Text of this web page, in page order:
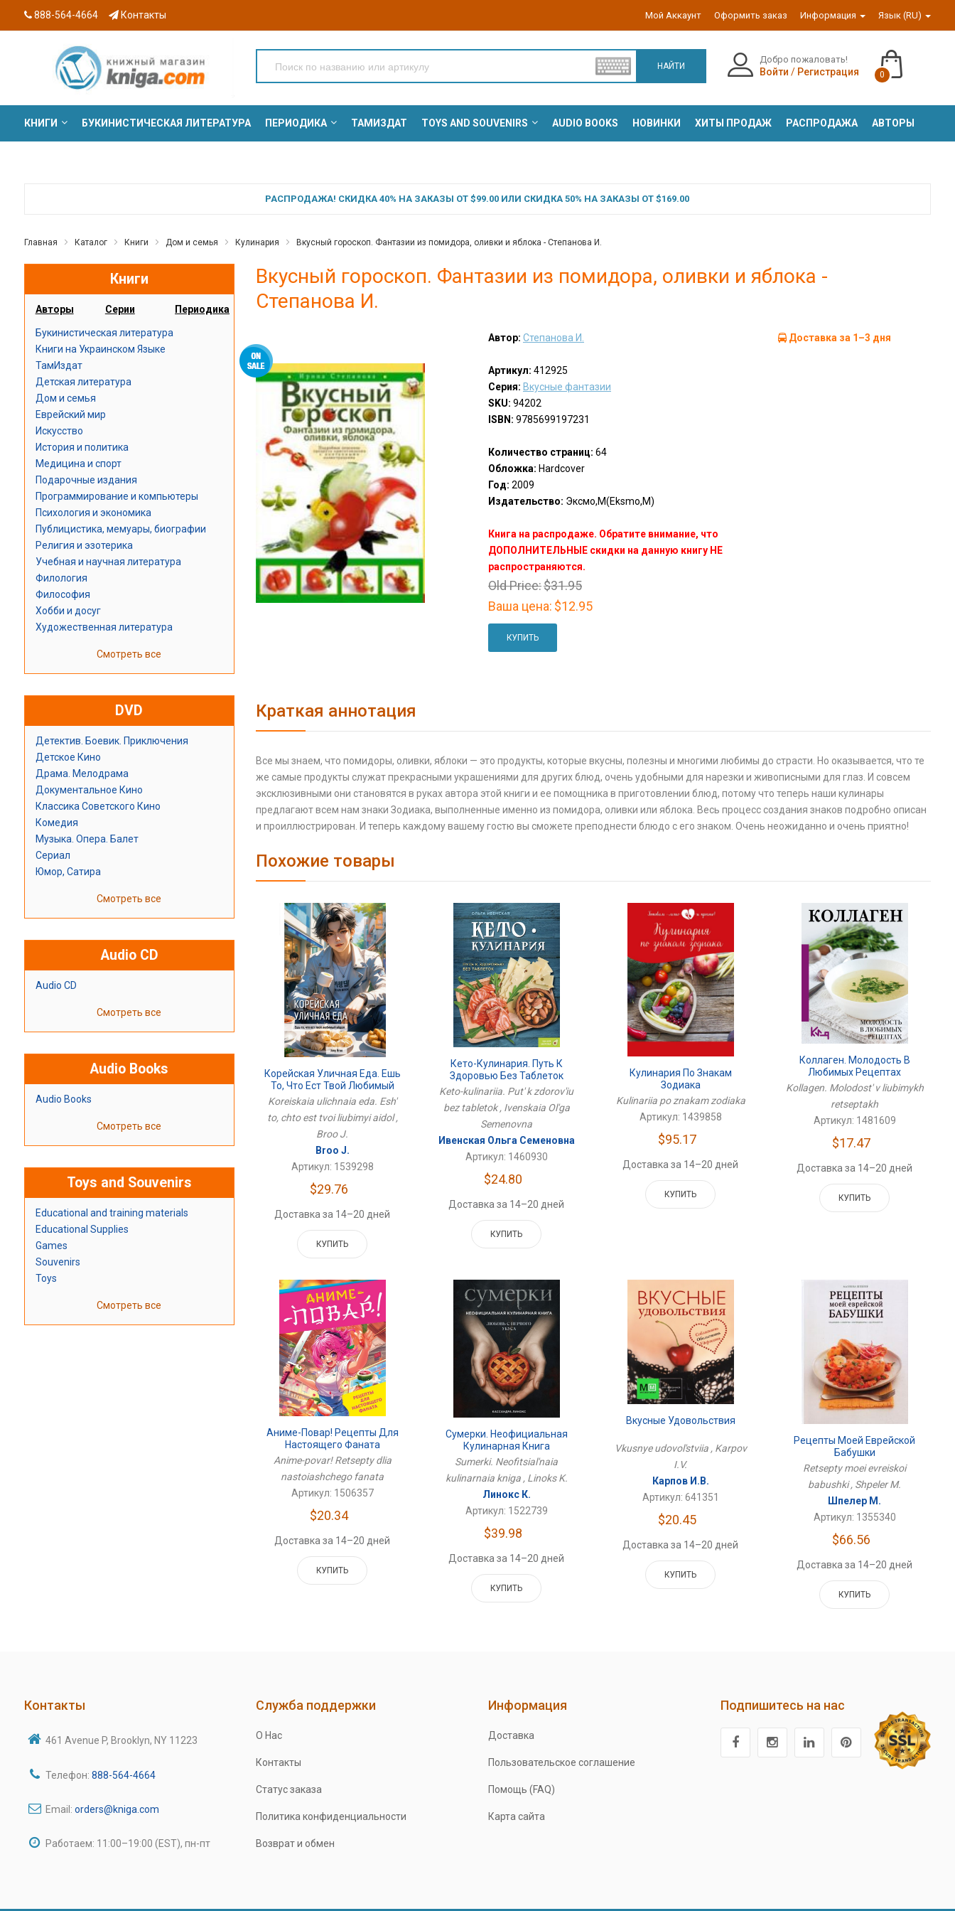
888-564-4664 Контакты Мой Аккаунт Оформить заказ Информация Язык (RU)
НАЙТИ
Добро пожаловать!
Войти / Регистрация 0
КНИГИ БУКИНИСТИЧЕСКАЯ ЛИТЕРАТУРА ПЕРИОДИКА ТАМИЗДАТ TOYS AND SOUVENIRS AUDIO BOOKS НОВИНКИ ХИТЫ ПРОДАЖ РАСПРОДАЖА АВТОРЫ
РАСПРОДАЖА! СКИДКА 40% НА ЗАКАЗЫ ОТ $99.00 ИЛИ СКИДКА 50% НА ЗАКАЗЫ ОТ $169.00
Главная Каталог Книги Дом и семья Кулинария Вкусный гороскоп. Фантазии из помидора, оливки и яблока - Степанова И.
Книги
Авторы Серии Периодика
Букинистическая литература
Книги на Украинском Языке
ТамИздат
Детская литература
Дом и семья
Еврейский мир
Искусство
История и политика
Медицина и спорт
Подарочные издания
Программирование и компьютеры
Психология и экономика
Публицистика, мемуары, биографии
Религия и эзотерика
Учебная и научная литература
Филология
Философия
Хобби и досуг
Художественная литература
Смотреть все
DVD
Детектив. Боевик. Приключения
Детское Кино
Драма. Мелодрама
Документальное Кино
Классика Советского Кино
Комедия
Музыка. Опера. Балет
Сериал
Юмор, Сатира
Смотреть все
Audio CD
Audio CD
Смотреть все
Audio Books
Audio Books
Смотреть все
Toys and Souvenirs
Educational and training materials
Educational Supplies
Games
Souvenirs
Toys
Смотреть все
Вкусный гороскоп. Фантазии из помидора, оливки и яблока -
Степанова И.
Автор: Степанова И.
Артикул: 412925
Серия: Вкусные фантазии
SKU: 94202
ISBN: 9785699197231
Количество страниц: 64
Обложка: Hardcover
Год: 2009
Издательство: Эксмо,М(Eksmo,M)
Книга на распродаже. Обратите внимание, что
ДОПОЛНИТЕЛЬНЫЕ скидки на данную книгу НЕ
распространяются.
Old Price:$31.95
Ваша цена: $12.95
КУПИТЬ
Доставка за 1–3 дня
Краткая аннотация
Все мы знаем, что помидоры, оливки, яблоки — это продукты, которые вкусны, полезны и многими любимы до страсти. Но оказывается, что те
же самые продукты служат прекрасными украшениями для других блюд, очень удобными для нарезки и живописными для глаз. И совсем
эксклюзивными они становятся в руках автора этой книги и ее помощника в приготовлении блюд, потому что теперь наши кулинары
предлагают всем нам знаки Зодиака, выполненные именно из помидора, оливки или яблока. Весь процесс создания знаков подробно описан
и проиллюстрирован. И теперь каждому вашему гостю вы сможете преподнести блюдо с его знаком. Очень неожиданно и очень приятно!
Похожие товары
Корейская Уличная Еда. Ешь
То, Что Ест Твой Любимый
Айдол
Koreiskaia ulichnaia eda. Esh'
to, chto est tvoi liubimyi aidol ,
Broo J.
Broo J.
Артикул: 1539298
$29.76
Доставка за 14–20 дней
КУПИТЬ
Кето-Кулинария. Путь К
Здоровью Без Таблеток
Keto-kulinariia. Put' k zdorov'iu
bez tabletok , Ivenskaia Ol'ga
Semenovna
Ивенская Ольга Семеновна
Артикул: 1460930
$24.80
Доставка за 14–20 дней
КУПИТЬ
Кулинария По Знакам
Зодиака
Kulinariia po znakam zodiaka
Артикул: 1439858
$95.17
Доставка за 14–20 дней
КУПИТЬ
Коллаген. Молодость В
Любимых Рецептах
Kollagen. Molodost' v liubimykh
retseptakh
Артикул: 1481609
$17.47
Доставка за 14–20 дней
КУПИТЬ
Аниме-Повар! Рецепты Для
Настоящего Фаната
Anime-povar! Retsepty dlia
nastoiashchego fanata
Артикул: 1506357
$20.34
Доставка за 14–20 дней
КУПИТЬ
Сумерки. Неофициальная
Кулинарная Книга
Sumerki. Neofitsial'naia
kulinarnaia kniga , Linoks K.
Линокс К.
Артикул: 1522739
$39.98
Доставка за 14–20 дней
КУПИТЬ
Вкусные Удовольствия
Vkusnye udovol'stviia , Karpov
I.V.
Карпов И.В.
Артикул: 641351
$20.45
Доставка за 14–20 дней
КУПИТЬ
Рецепты Моей Еврейской
Бабушки
Retsepty moei evreiskoi
babushki , Shpeler M.
Шпелер М.
Артикул: 1355340
$66.56
Доставка за 14–20 дней
КУПИТЬ
Контакты
461 Avenue P, Brooklyn, NY 11223
Телефон: 888-564-4664
Email: orders@kniga.com
Работаем: 11:00–19:00 (EST), пн-пт
Служба поддержки
О Нас
Контакты
Статус заказа
Политика конфиденциальности
Возврат и обмен
Информация
Доставка
Пользовательское соглашение
Помощь (FAQ)
Карта сайта
Подпишитесь на нас